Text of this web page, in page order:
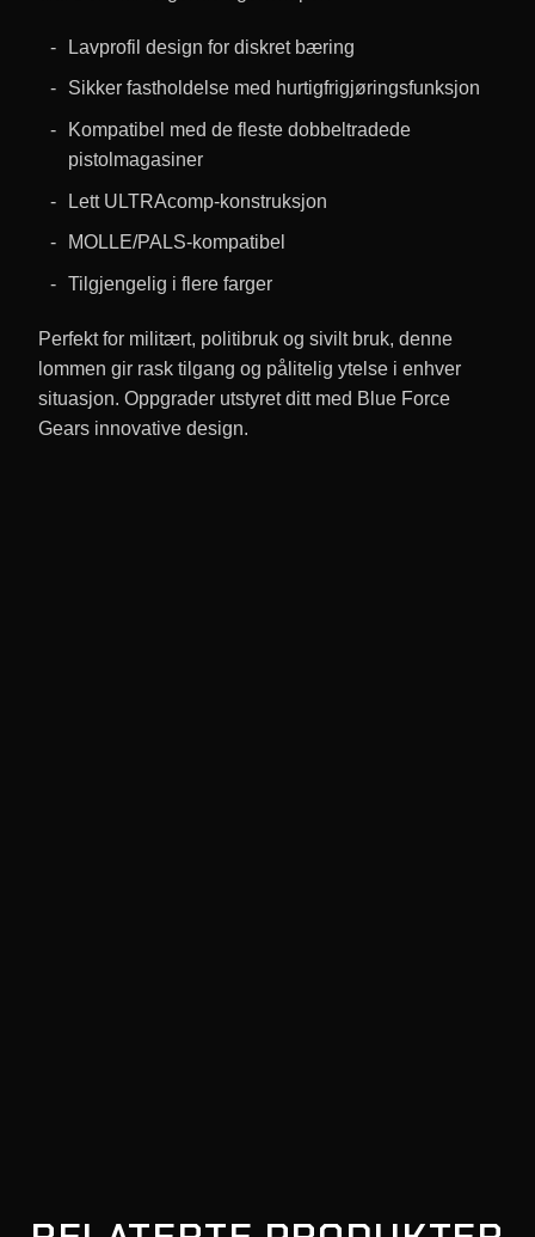
Lavprofil design for diskret bæring
Sikker fastholdelse med hurtigfrigjøringsfunksjon
Kompatibel med de fleste dobbeltradede
pistolmagasiner
Lett ULTRAcomp-konstruksjon
MOLLE/PALS-kompatibel
Tilgjengelig i flere farger
Perfekt for militært, politibruk og sivilt bruk, denne
lommen gir rask tilgang og pålitelig ytelse i enhver
situasjon. Oppgrader utstyret ditt med Blue Force
Gears innovative design.